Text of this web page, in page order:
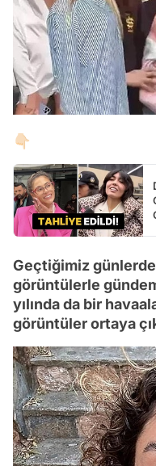
👇🏻
Geçtiğimiz günlerde
görüntülerle
yılında da bir
görüntüler ortaya